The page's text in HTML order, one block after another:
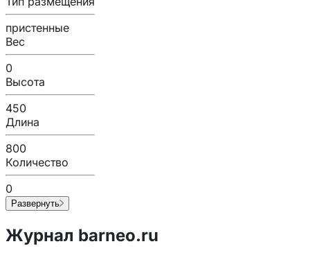
пристенные
Вес
0
Высота
450
Длина
800
Количество
0
Развернуть
Журнал barneo.ru